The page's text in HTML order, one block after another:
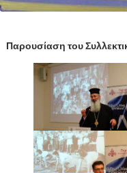
Παρουσίαση του